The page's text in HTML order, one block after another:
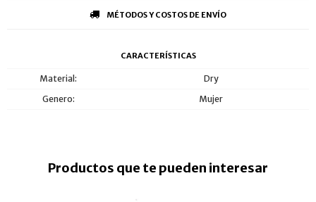
MÉTODOS Y COSTOS DE ENVÍO
CARACTERÍSTICAS
Material
Dry
Genero
Mujer
Productos que te pueden interesar